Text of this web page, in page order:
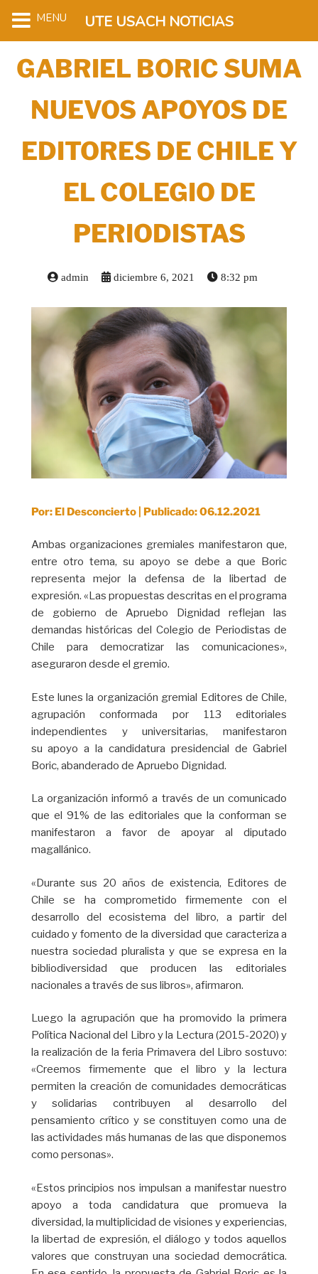
GABRIEL BORIC SUMA
NUEVOS APOYOS DE
EDITORES DE CHILE Y
EL COLEGIO DE
PERIODISTAS
admin diciembre 6, 2021 8:32 pm
Por: El Desconcierto | Publicado: 06.12.2021
Ambas organizaciones gremiales manifestaron que,
entre otro tema, su apoyo se debe a que Boric
representa mejor la defensa de la libertad de
expresión. «Las propuestas descritas en el programa
de gobierno de Apruebo Dignidad reflejan las
demandas históricas del Colegio de Periodistas de
Chile para democratizar las comunicaciones»,
aseguraron desde el gremio.
Este lunes la organización gremial Editores de Chile,
agrupación conformada por 113 editoriales
independientes y universitarias, manifestaron
su apoyo a la candidatura presidencial de Gabriel
Boric, abanderado de Apruebo Dignidad.
La organización informó a través de un comunicado
que el 91% de las editoriales que la conforman se
manifestaron a favor de apoyar al diputado
magallánico.
«Durante sus 20 años de existencia, Editores de
Chile se ha comprometido firmemente con el
desarrollo del ecosistema del libro, a partir del
cuidado y fomento de la diversidad que caracteriza a
nuestra sociedad pluralista y que se expresa en la
bibliodiversidad que producen las editoriales
nacionales a través de sus libros», afirmaron.
Luego la agrupación que ha promovido la primera
Política Nacional del Libro y la Lectura (2015-2020) y
la realización de la feria Primavera del Libro sostuvo:
«Creemos firmemente que el libro y la lectura
permiten la creación de comunidades democráticas
y solidarias contribuyen al desarrollo del
pensamiento crítico y se constituyen como una de
las actividades más humanas de las que disponemos
como personas».
«Estos principios nos impulsan a manifestar nuestro
apoyo a toda candidatura que promueva la
diversidad, la multiplicidad de visiones y experiencias,
la libertad de expresión, el diálogo y todos aquellos
valores que construyan una sociedad democrática.
MENU UTE USACH NOTICIAS